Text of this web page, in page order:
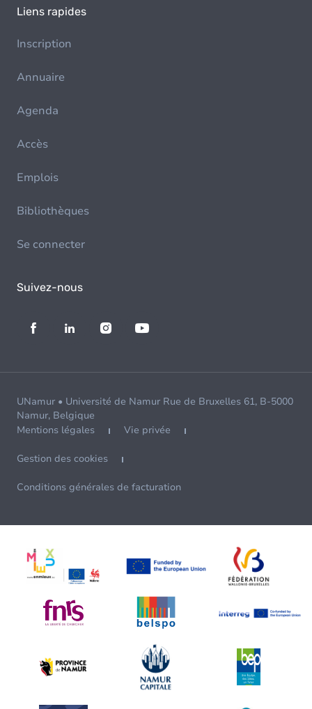
Liens rapides
Inscription
Annuaire
Agenda
Accès
Emplois
Bibliothèques
Se connecter
Suivez-nous
UNamur • Université de Namur Rue de Bruxelles 61, B-5000
Namur, Belgique
Mentions légales
Vie privée
Gestion des cookies
Conditions générales de facturation